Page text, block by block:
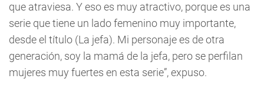
que atraviesa. Y eso es muy atractivo, porque es una
serie que tiene un lado femenino muy importante,
desde el título (La jefa). Mi personaje es de otra
generación, soy la mamá de la jefa, pero se perfilan
mujeres muy fuertes en esta serie”, expuso.